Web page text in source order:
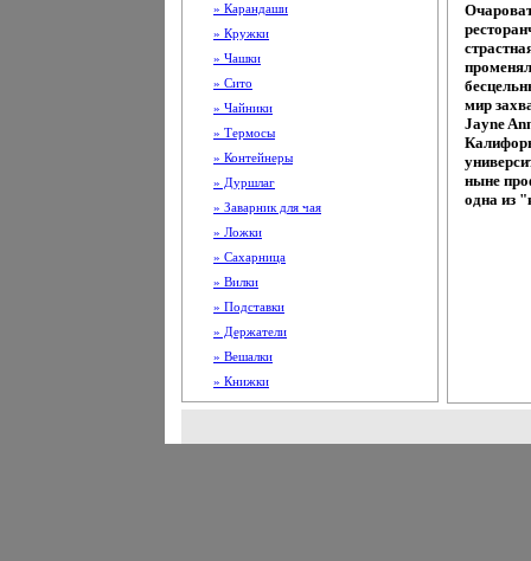
» Карандаши
» Кружки
» Чашки
» Сито
» Чайники
» Термосы
» Контейнеры
» Дуршлаг
» Заварник для чая
» Ложки
» Сахарница
» Вилки
» Подставки
» Держатели
» Вешалки
» Книжки
мир
Jayne
ныне
одна из